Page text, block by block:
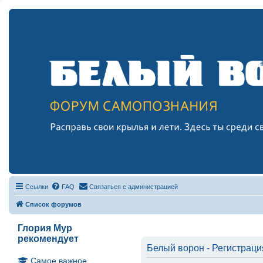
Ссылки FAQ Связаться с администрацией
Список форумов
Глория Мур
рекомендует
Самое важное
Белый ворон -